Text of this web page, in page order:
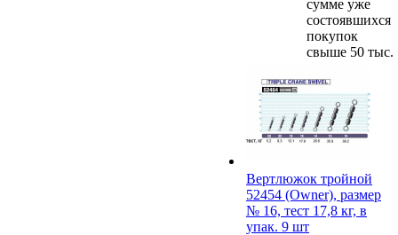
сумме уже
состоявшихся
покупок
свыше 50 тыс.
Вертлюжок тройной
52454 (Owner), размер
№ 16, тест 17,8 кг, в
упак. 9 шт